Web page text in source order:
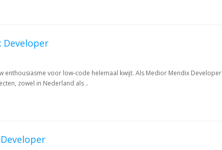
Developer
enthousiasme voor low-code helemaal kwijt. Als Medior Mendix Developer
zowel in Nederland als ..